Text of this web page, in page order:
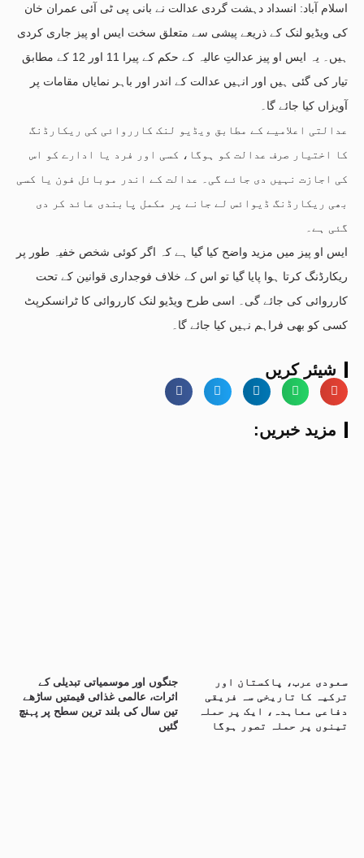
اسلام آباد: انسداد دہشت گردی عدالت نے بانی پی ٹی آئی عمران خان
کی ویڈیو لنک کے ذریعے پیشی سے متعلق سخت ایس او پیز جاری کردی
ہیں۔ یہ ایس او پیز عدالتِ عالیہ کے حکم کے پیرا 11 اور 12 کے مطابق
تیار کی گئی ہیں اور انہیں عدالت کے اندر اور باہر نمایاں مقامات پر
آویزاں کیا جائے گا۔
عدالتی اعلامیے کے مطابق ویڈیو لنک کارروائی کی ریکارڈنگ
کا اختیار صرف عدالت کو ہوگا، کسی اور فرد یا ادارے کو اس
کی اجازت نہیں دی جائے گی۔ عدالت کے اندر موبائل فون یا کسی
بھی ریکارڈنگ ڈیوائس لے جانے پر مکمل پابندی عائد کر دی
گئی ہے۔
ایس او پیز میں مزید واضح کیا گیا ہے کہ اگر کوئی شخص خفیہ طور پر
ریکارڈنگ کرتا ہوا پایا گیا تو اس کے خلاف فوجداری قوانین کے تحت
کارروائی کی جائے گی۔ اسی طرح ویڈیو لنک کارروائی کا ٹرانسکرپٹ
کسی کو بھی فراہم نہیں کیا جائے گا۔
شیئر کریں
:مزید خبریں
جنگوں اور موسمیاتی تبدیلی کے
اثرات، عالمی غذائی قیمتیں ساڑھے
تین سال کی بلند ترین سطح پر پہنچ
گئیں
سعودی عرب، پاکستان اور
ترکیہ کا تاریخی سہ فریقی
دفاعی معاہدہ، ایک پر حملہ
تینوں پر حملہ تصور ہوگا